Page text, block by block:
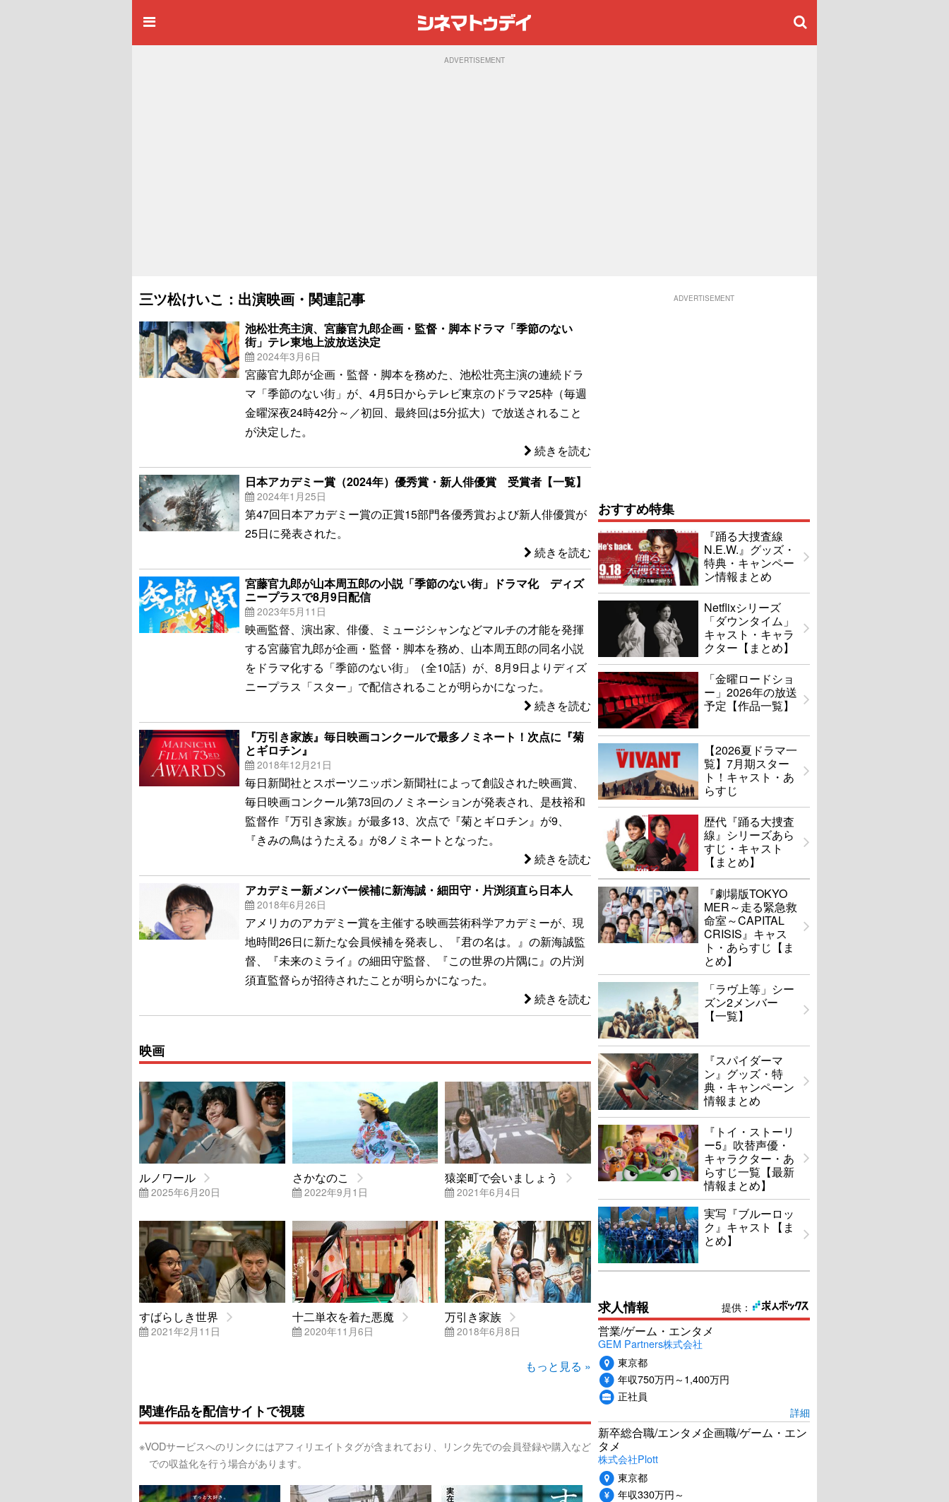
ADVERTISEMENT
三ツ松けいこ：出演映画・関連記事
池松壮亮主演、宮藤官九郎企画・監督・脚本ドラマ「季節のない
街」テレ東地上波放送決定
2024年3月6日
宮藤官九郎が企画・監督・脚本を務めた、池松壮亮主演の連続ドラ
マ「季節のない街」が、4月5日からテレビ東京のドラマ25枠（毎週
金曜深夜24時42分～／初回、最終回は5分拡大）で放送されること
が決定した。
続きを読む
日本アカデミー賞（2024年）優秀賞・新人俳優賞 受賞者【一覧】
2024年1月25日
第47回日本アカデミー賞の正賞15部門各優秀賞および新人俳優賞が
25日に発表された。
続きを読む
宮藤官九郎が山本周五郎の小説「季節のない街」ドラマ化 ディズ
ニープラスで8月9日配信
2023年5月11日
映画監督、演出家、俳優、ミュージシャンなどマルチの才能を発揮
する宮藤官九郎が企画・監督・脚本を務め、山本周五郎の同名小説
をドラマ化する「季節のない街」（全10話）が、8月9日よりディズ
ニープラス「スター」で配信されることが明らかになった。
続きを読む
『万引き家族』毎日映画コンクールで最多ノミネート！次点に『菊
とギロチン』
2018年12月21日
毎日新聞社とスポーツニッポン新聞社によって創設された映画賞、
毎日映画コンクール第73回のノミネーションが発表され、是枝裕和
監督作『万引き家族』が最多13、次点で『菊とギロチン』が9、
『きみの鳥はうたえる』が8ノミネートとなった。
続きを読む
アカデミー新メンバー候補に新海誠・細田守・片渕須直ら日本人
2018年6月26日
アメリカのアカデミー賞を主催する映画芸術科学アカデミーが、現
地時間26日に新たな会員候補を発表し、『君の名は。』の新海誠監
督、『未来のミライ』の細田守監督、『この世界の片隅に』の片渕
須直監督らが招待されたことが明らかになった。
続きを読む
映画
ルノワール
2025年6月20日
さかなのこ
2022年9月1日
猿楽町で会いましょう
2021年6月4日
すばらしき世界
2021年2月11日
十二単衣を着た悪魔
2020年11月6日
万引き家族
2018年6月8日
もっと見る »
関連作品を配信サイトで視聴
※VODサービスへのリンクにはアフィリエイトタグが含まれており、リンク先での会員登録や購入など
での収益化を行う場合があります。
ADVERTISEMENT
おすすめ特集
『踊る大捜査線
N.E.W.』グッズ・
特典・キャンペー
ン情報まとめ
Netflixシリーズ
「ダウンタイム」
キャスト・キャラ
クター【まとめ】
「金曜ロードショ
ー」2026年の放送
予定【作品一覧】
【2026夏ドラマ一
覧】7月期スター
ト！キャスト・あ
らすじ
歴代『踊る大捜査
線』シリーズあら
すじ・キャスト
【まとめ】
『劇場版TOKYO
MER～走る緊急救
命室～CAPITAL
CRISIS』キャス
ト・あらすじ【ま
とめ】
「ラヴ上等」シー
ズン2メンバー
【一覧】
『スパイダーマ
ン』グッズ・特
典・キャンペーン
情報まとめ
『トイ・ストーリ
ー5』吹替声優・
キャラクター・あ
らすじ一覧【最新
情報まとめ】
実写『ブルーロッ
ク』キャスト【ま
とめ】
提供：
求人情報
営業/ゲーム・エンタメ
GEM Partners株式会社
東京都
年収750万円～1,400万円
正社員
詳細
新卒総合職/エンタメ企画職/ゲーム・エン
タメ
株式会社Plott
東京都
年収330万円～